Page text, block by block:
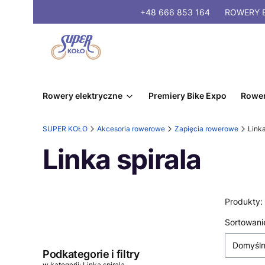
+48 666 853 164 ROWERY
Rowery elektryczne Premiery Bike Expo
SUPER KOŁO Akcesoria rowerowe Zapięcia rowerowe
Linka spirala
Podkategorie i filtry
Produkty:
Lista